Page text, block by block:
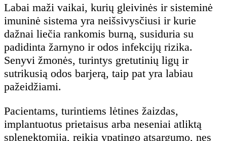
Labai maži vaikai, kurių gleivinės ir sisteminė
imuninė sistema yra neišsivysčiusi ir kurie
dažnai liečia rankomis burną, susiduria su
padidinta žarnyno ir odos infekcijų rizika.
Senyvi žmonės, turintys gretutinių ligų ir
sutrikusią odos barjerą, taip pat yra labiau
pažeidžiami.
Pacientams, turintiems lėtines žaizdas,
implantuotus prietaisus arba neseniai atliktą
splenektomiją, reikia ypatingo atsargumo, nes